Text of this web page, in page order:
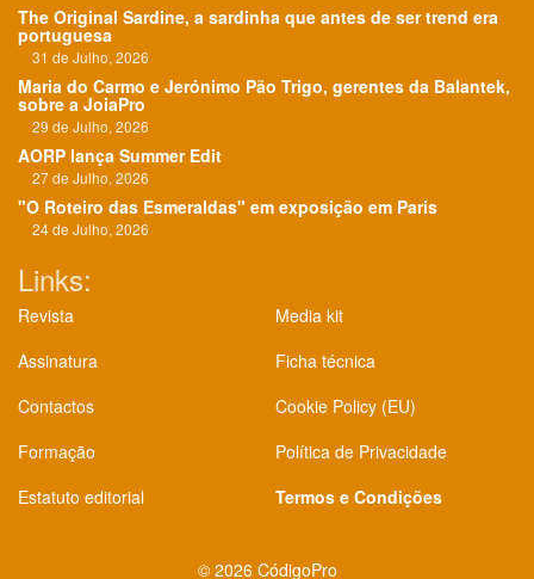
The Original Sardine, a sardinha que antes de ser trend era
portuguesa
31 de Julho, 2026
Maria do Carmo e Jerónimo Pão Trigo, gerentes da Balantek,
sobre a JoiaPro
29 de Julho, 2026
AORP lança Summer Edit
27 de Julho, 2026
"O Roteiro das Esmeraldas" em exposição em Paris
24 de Julho, 2026
Links:
Revista
Assinatura
Contactos
Formação
Estatuto editorial
Media kit
Ficha técnica
Cookie Policy (EU)
Política de Privacidade
Termos e Condições
© 2026 CódigoPro